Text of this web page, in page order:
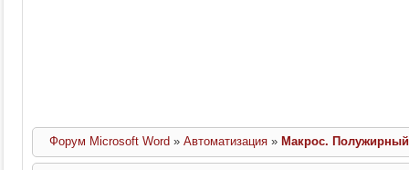
Форум Microsoft Word »Автоматизация » Макрос. Полужирный